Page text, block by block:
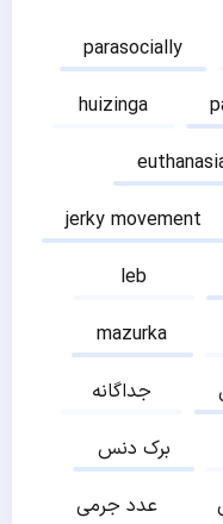
parasocially
huizinga
jerky movement
leb
mazurka
جداگانه
برک دنس
عدد جرمی